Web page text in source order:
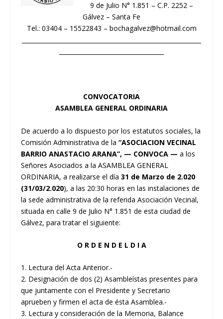
9 de Julio N° 1.851 – C.P. 2252 –
Gálvez – Santa Fe
Tel.: 03404 – 15522843 – bochagalvez@hotmail.com
CONVOCATORIA
ASAMBLEA GENERAL ORDINARIA
De acuerdo a lo dispuesto por los estatutos sociales, la
Comisión Administrativa de la“ASOCIACION VECINAL
BARRIO ANASTACIO ARANA”, — CONVOCA — a los
Señores Asociados a la ASAMBLEA GENERAL
ORDINARIA, a realizarse el día31 de Marzo de 2.020
(31/03/2.020), a las 20:30 horas en las instalaciones de
la sede administrativa de la referida Asociación Vecinal,
situada en calle 9 de Julio N° 1.851 de esta ciudad de
Gálvez, para tratar el siguiente:
O R D E N D E L D I A
1. Lectura del Acta Anterior.-
2. Designación de dos (2) Asambleístas presentes para
que juntamente con el Presidente y Secretario
aprueben y firmen el acta de ésta Asamblea.-
3. Lectura y consideración de la Memoria, Balance